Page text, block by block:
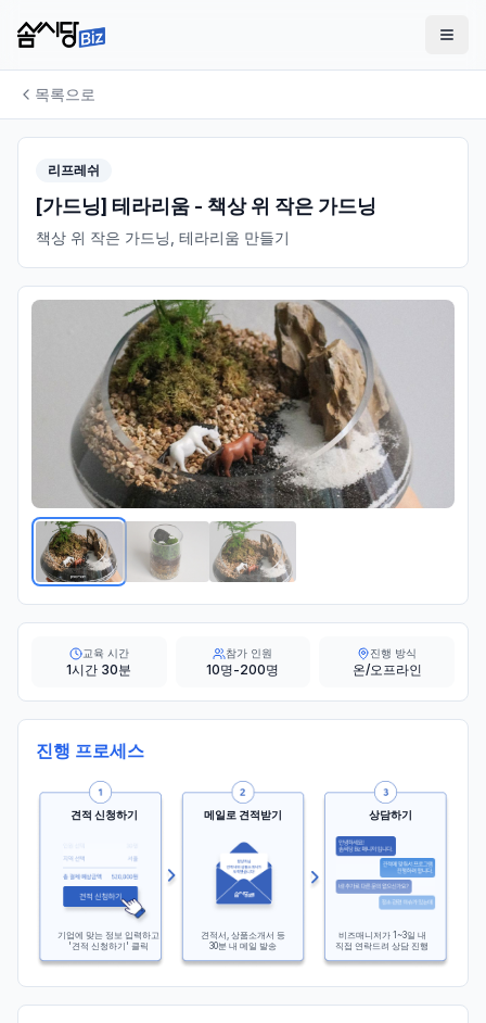
목록으로
리프레쉬
[가드닝] 테라리움 - 책상 위 작은 가드닝
책상 위 작은 가드닝, 테라리움 만들기
교육 시간
1시간 30분
참가 인원
10명-200명
진행 방식
온/오프라인
진행 프로세스
견적 신청하기
기업에 맞는 정보 입력하고
'견적 신청하기' 클릭
메일로 견적받기
견적서, 상품소개서 등
30분 내 메일 발송
상담하기
비즈매니저가 1~3일 내
직접 연락드려 상담 진행